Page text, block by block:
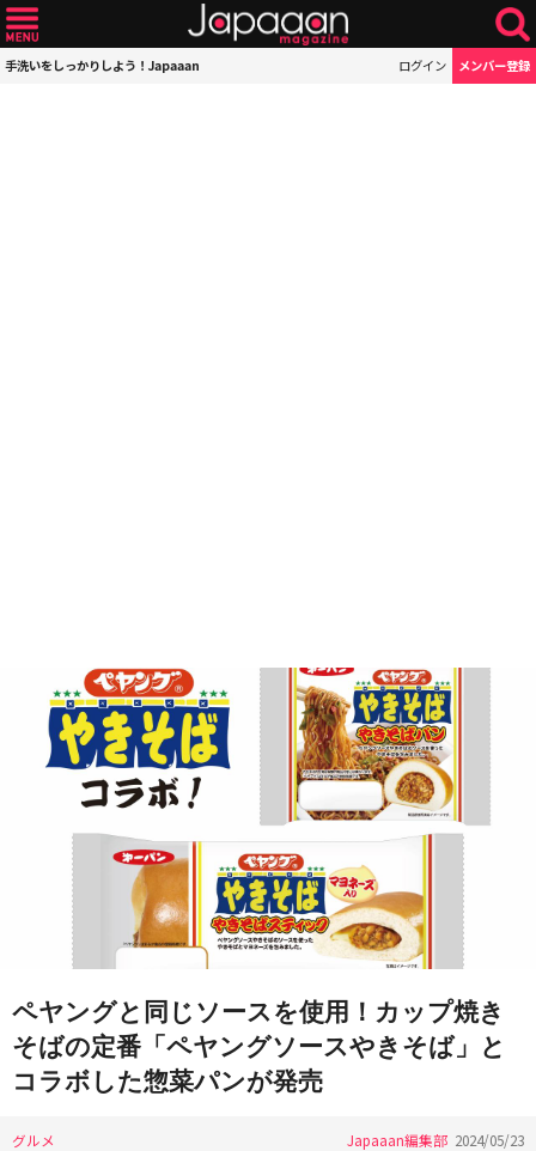
手洗いをしっかりしよう！Japaaan ログイン メンバー登録
ペヤングと同じソースを使用！カップ焼き
そばの定番「ペヤングソースやきそば」と
コラボした惣菜パンが発売
グルメ Japaaan編集部 2024/05/23